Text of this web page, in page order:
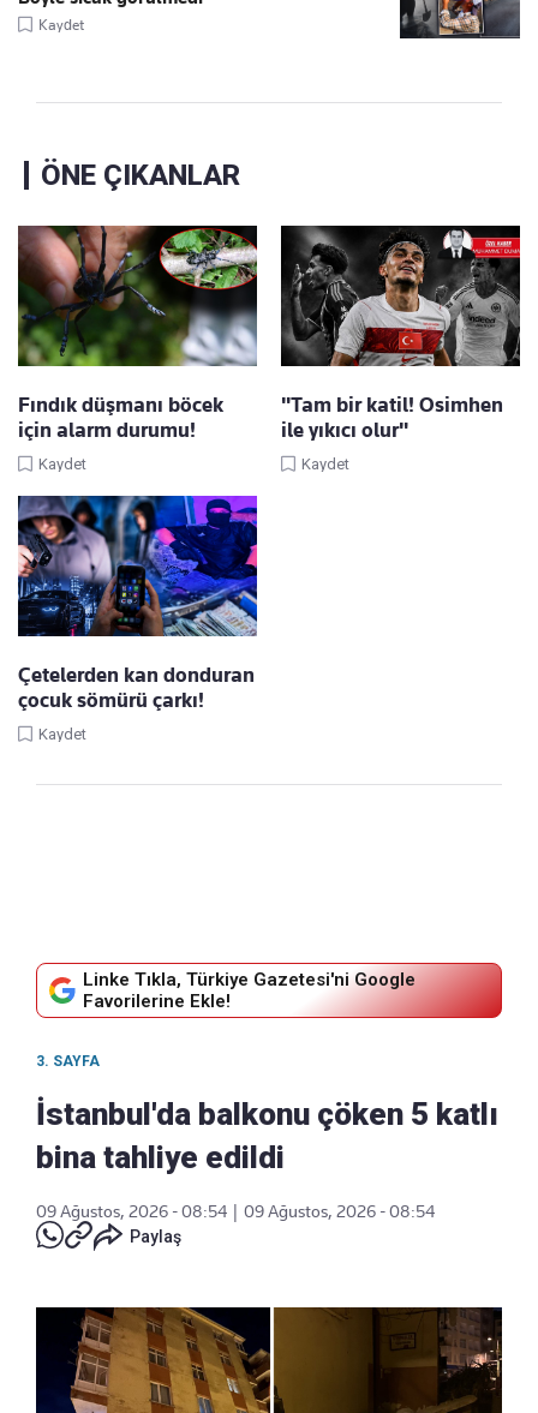
Kaydet
ÖNE ÇIKANLAR
Fındık düşmanı böcek
için alarm durumu!
Kaydet
"Tam bir katil! Osimhen
ile yıkıcı olur"
Kaydet
Çetelerden kan donduran
çocuk sömürü çarkı!
Kaydet
Linke Tıkla, Türkiye Gazetesi'ni Google
Favorilerine Ekle!
3. SAYFA
İstanbul'da balkonu çöken 5 katlı
bina tahliye edildi
09 Ağustos, 2026 - 08:54 | 09 Ağustos, 2026 - 08:54
Paylaş